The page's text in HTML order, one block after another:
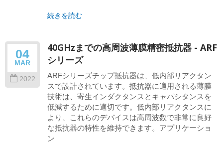
続きを読む
04
MAR
2022
40GHzまでの高周波薄膜精密抵抗器 - ARF
シリーズ
ARFシリーズチップ抵抗器は、低内部リアクタン
スで設計されています。抵抗器に適用される薄膜
技術は、寄生インダクタンスとキャパシタンスを
低減するために適切です。低内部リアクタンスに
より、これらのデバイスは高周波数で非常に良好
な抵抗器の特性を維持できます。アプリケーショ
ン